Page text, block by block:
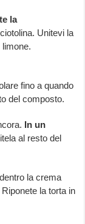
la
Unitevi la
fino a quando
del composto.
In un
al resto del
la crema
la torta in